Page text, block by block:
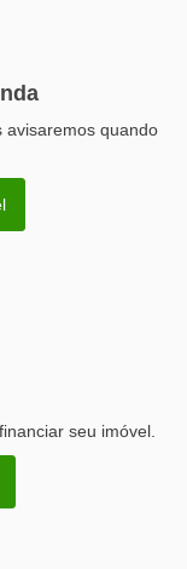
avisaremos quando
seu imóvel.